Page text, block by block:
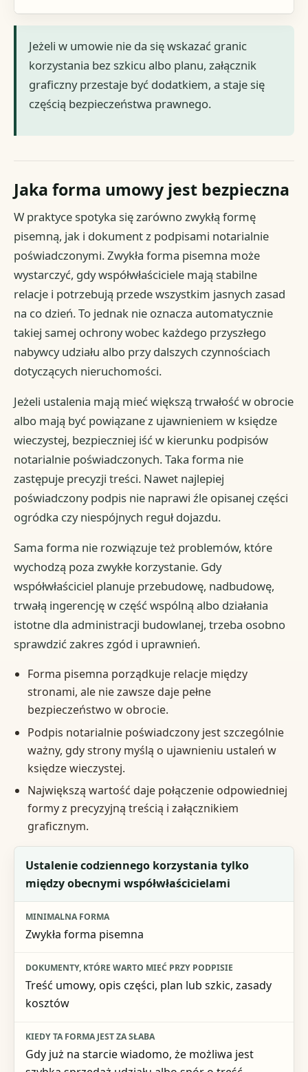
Jeżeli w umowie nie da się wskazać granic
korzystania bez szkicu albo planu, załącznik
graficzny przestaje być dodatkiem, a staje się
częścią bezpieczeństwa prawnego.
Jaka forma umowy jest bezpieczna
W praktyce spotyka się zarówno zwykłą formę
pisemną, jak i dokument z podpisami notarialnie
poświadczonymi. Zwykła forma pisemna może
wystarczyć, gdy współwłaściciele mają stabilne
relacje i potrzebują przede wszystkim jasnych zasad
na co dzień. To jednak nie oznacza automatycznie
takiej samej ochrony wobec każdego przyszłego
nabywcy udziału albo przy dalszych czynnościach
dotyczących nieruchomości.
Jeżeli ustalenia mają mieć większą trwałość w obrocie
albo mają być powiązane z ujawnieniem w księdze
wieczystej, bezpieczniej iść w kierunku podpisów
notarialnie poświadczonych. Taka forma nie
zastępuje precyzji treści. Nawet najlepiej
poświadczony podpis nie naprawi źle opisanej części
ogródka czy niespójnych reguł dojazdu.
Sama forma nie rozwiązuje też problemów, które
wychodzą poza zwykłe korzystanie. Gdy
współwłaściciel planuje przebudowę, nadbudowę,
trwałą ingerencję w część wspólną albo działania
istotne dla administracji budowlanej, trzeba osobno
sprawdzić zakres zgód i uprawnień.
Forma pisemna porządkuje relacje między
stronami, ale nie zawsze daje pełne
bezpieczeństwo w obrocie.
Podpis notarialnie poświadczony jest szczególnie
ważny, gdy strony myślą o ujawnieniu ustaleń w
księdze wieczystej.
Największą wartość daje połączenie odpowiedniej
formy z precyzyjną treścią i załącznikiem
graficznym.
Cel stron
Minimalna forma
Dokumenty, które warto mieć przy podpisie
Kiedy ta forma jest za słaba
Ustalenie codziennego korzystania tylko
między obecnymi współwłaścicielami
Zwykła forma pisemna
Treść umowy, opis części, plan lub szkic, zasady
kosztów
Gdy już na starcie wiadomo, że możliwa jest